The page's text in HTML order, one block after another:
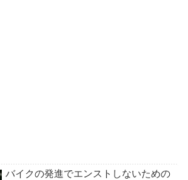
バイクの発進でエンストしないための